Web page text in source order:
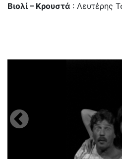
Βιολί – Κρουστά : Λευτέρης